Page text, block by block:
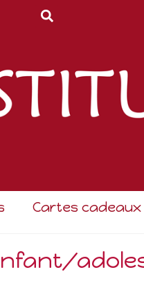
Cartes cadeaux